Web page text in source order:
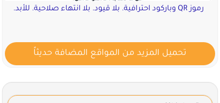
رموز QR وباركود احترافية. بلا قيود. بلا انتهاء صلاحية. للأبد.
تحميل المزيد من المواقع المضافة حديثاً